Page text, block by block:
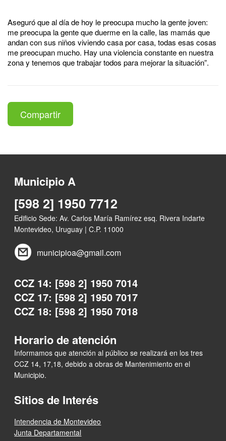
Aseguró que al día de hoy le preocupa mucho la gente joven:
me preocupa la gente que duerme en la calle, las mamás que
andan con sus niños viviendo casa por casa, todas esas cosas
me preocupan mucho. Hay una violencia constante en nuestra
zona y tenemos que trabajar todos para mejorar la situación”.
Compartir
Municipio A
[598 2] 1950 7712
Edificio Sede: Av. Carlos María Ramírez esq. Rivera Indarte
Montevideo, Uruguay | C.P. 11000
municipioa@gmail.com
CCZ 14: [598 2] 1950 7014
CCZ 17: [598 2] 1950 7017
CCZ 18: [598 2] 1950 7018
Horario de atención
Informamos que atención al público se realizará en los tres
CCZ 14, 17,18, debido a obras de Mantenimiento en el
Municipio.
Sitios de Interés
Intendencia de Montevideo
Junta Departamental